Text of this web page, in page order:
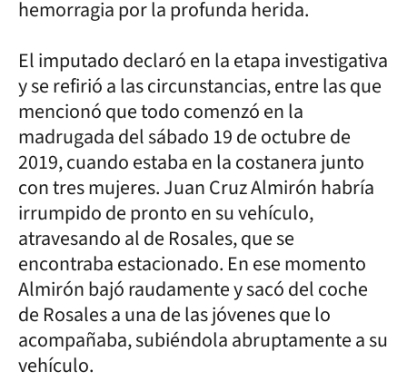
hemorragia por la profunda herida.
El imputado declaró en la etapa investigativa
y se refirió a las circunstancias, entre las que
mencionó que todo comenzó en la
madrugada del sábado 19 de octubre de
2019, cuando estaba en la costanera junto
con tres mujeres. Juan Cruz Almirón habría
irrumpido de pronto en su vehículo,
atravesando al de Rosales, que se
encontraba estacionado. En ese momento
Almirón bajó raudamente y sacó del coche
de Rosales a una de las jóvenes que lo
acompañaba, subiéndola abruptamente a su
vehículo.